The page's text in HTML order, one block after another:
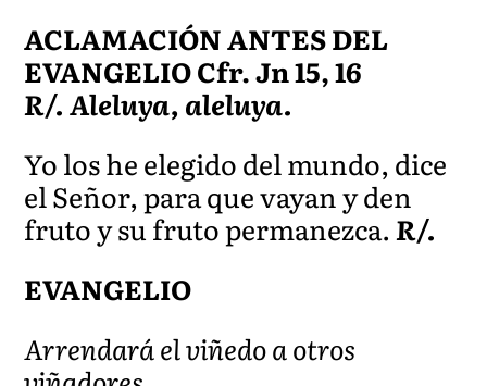
ACLAMACIÓN ANTES DEL
EVANGELIO Cfr. Jn 15, 16
R/. Aleluya, aleluya.
Yo los he elegido del mundo, dice
el Señor, para que vayan y den
fruto y su fruto permanezca.R/.
EVANGELIO
Arrendará el viñedo a otros